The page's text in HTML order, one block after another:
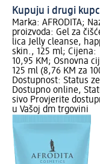
Kupuju i drugi
Marka: AFRODITA;
proizvoda: Gel za
lica Jelly cleanse,
skin., 125 ml; Cijena:
10,95 KM; Osnovna
125 ml (8,76 KM za
Dostupnost: Status
Dostupno online,
sivo Provjerite
u Vašoj dm trgovini